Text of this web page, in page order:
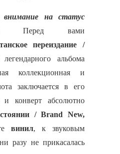
на статус
вами
переиздание /
альбома
коллекционная и
заключается в его
и конверт абсолютно
/ Brand New,
винил, к звуковым
разу не прикасалась